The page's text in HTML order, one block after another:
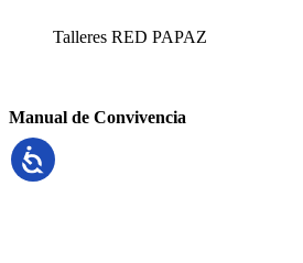
Talleres RED PAPAZ
Manual de Convivencia